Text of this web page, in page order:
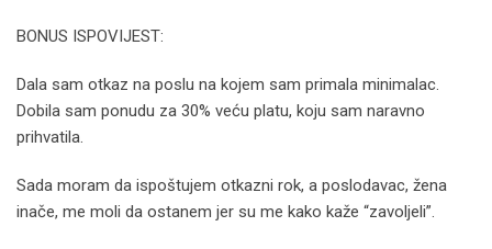
BONUS ISPOVIJEST:
Dala sam otkaz na poslu na kojem sam primala minimalac.
Dobila sam ponudu za 30% veću platu, koju sam naravno
prihvatila.
Sada moram da ispoštujem otkazni rok, a poslodavac, žena
inače, me moli da ostanem jer su me kako kaže “zavoljeli”.